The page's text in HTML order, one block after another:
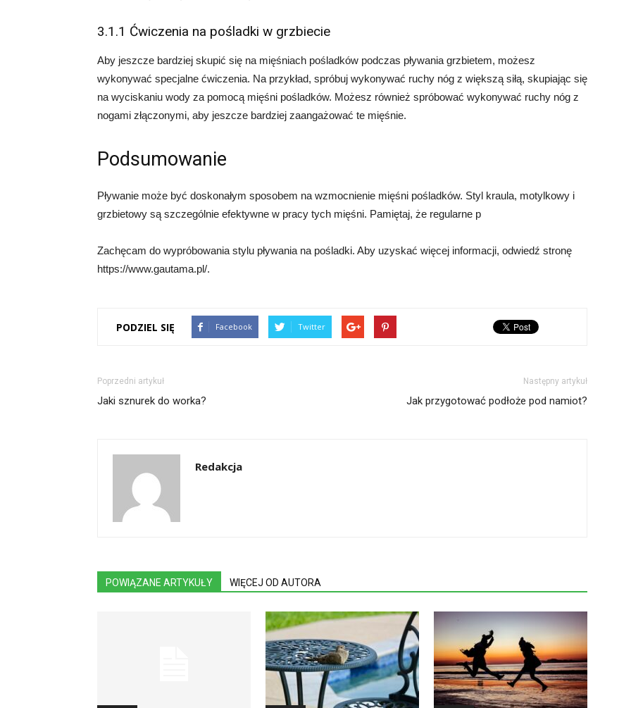
3.1.1 Ćwiczenia na pośladki w grzbiecie
Aby jeszcze bardziej skupić się na mięśniach pośladków podczas pływania grzbietem, możesz
wykonywać specjalne ćwiczenia. Na przykład, spróbuj wykonywać ruchy nóg z większą siłą, skupiając się
na wyciskaniu wody za pomocą mięśni pośladków. Możesz również spróbować wykonywać ruchy nóg z
nogami złączonymi, aby jeszcze bardziej zaangażować te mięśnie.
Podsumowanie
Pływanie może być doskonałym sposobem na wzmocnienie mięśni pośladków. Styl kraula, motylkowy i
grzbietowy są szczególnie efektywne w pracy tych mięśni. Pamiętaj, że regularne p
Zachęcam do wypróbowania stylu pływania na pośladki. Aby uzyskać więcej informacji, odwiedź stronę
https://www.gautama.pl/.
PODZIEL SIĘ Facebook Twitter
Poprzedni artykuł
Jaki sznurek do worka?
Następny artykuł
Jak przygotować podłoże pod namiot?
Redakcja
POWIĄZANE ARTYKUŁY WIĘCEJ OD AUTORA